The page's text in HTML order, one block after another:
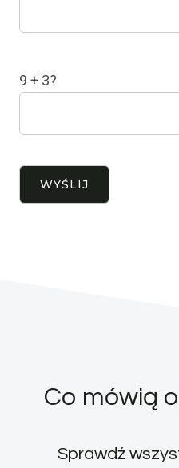
9 + 3?
Co mówią
Sprawdź